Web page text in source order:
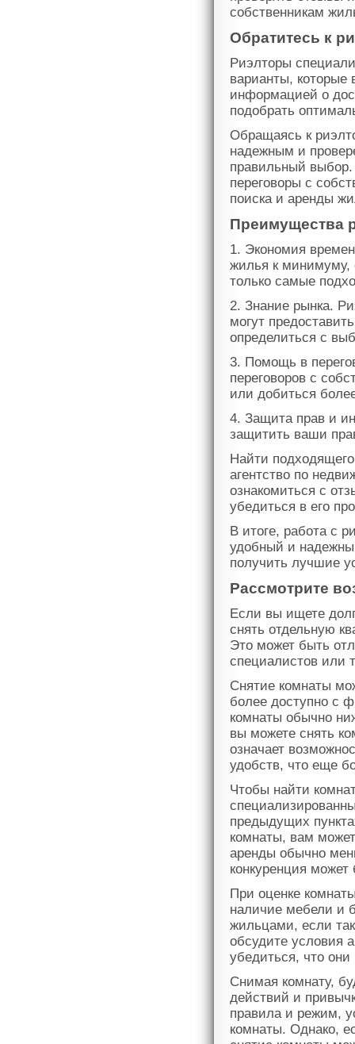
собственникам
Обратитесь к
Риэлторы
варианты,
информацией о
подобрать
Обращаясь к
надежным и
правильный выбор.
переговоры с
поиска и аренды
Преимущества
1. Экономия
жилья к минимуму,
только самые
2. Знание рынка.
могут
определиться с
3. Помощь в
переговоров с
или добиться
4. Защита прав и
защитить ваши
Найти
агентство по
ознакомиться с
убедиться в его
В итоге, работа с
удобный и
получить лучшие
Рассмотрите
Если вы ищете
снять отдельную
Это может быть
специалистов или
Снятие комнаты
более доступно с
комнаты обычно
вы можете снять
означает
удобств, что еще
Чтобы найти
предыдущих
комнаты, вам
аренды обычно
конкуренция
При оценке
наличие мебели и
жильцами, если
обсудите условия
убедиться, что
Снимая комнату,
действий и
правила и режим,
комнаты. Однако,